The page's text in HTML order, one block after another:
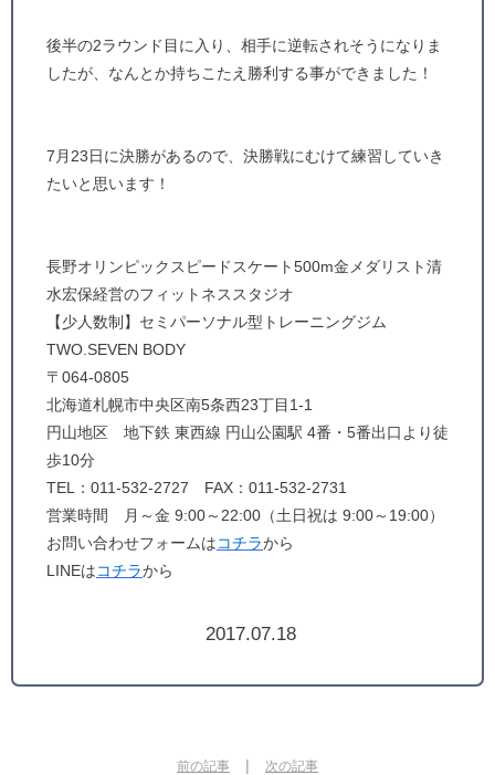
後半の2ラウンド目に入り、相手に逆転されそうになりま
したが、なんとか持ちこたえ勝利する事ができました！
7月23日に決勝があるので、決勝戦にむけて練習していき
たいと思います！
長野オリンピックスピードスケート500m金メダリスト清
水宏保経営のフィットネススタジオ
【少人数制】セミパーソナル型トレーニングジム
TWO.SEVEN BODY
〒064-0805
北海道札幌市中央区南5条西23丁目1-1
円山地区 地下鉄 東西線 円山公園駅 4番・5番出口より徒
歩10分
TEL：011-532-2727 FAX：011-532-2731
営業時間 月～金 9:00～22:00（土日祝は 9:00～19:00）
お問い合わせフォームはコチラから
LINEはコチラから
2017.07.18
前の記事 | 次の記事